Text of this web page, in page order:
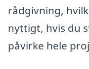
rådgivning,
nyttigt, hvis du
påvirke hele